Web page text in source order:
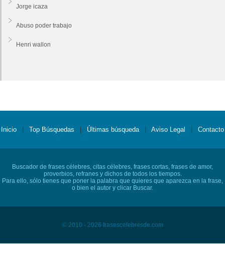
Jorge icaza
Abuso poder trabajo
Henri wallon
Inicio Top Búsquedas Últimas búsqueda Aviso Legal Contacto
Buscador de frases célebres, citas célebres, frases cortas, frases de amor,
proverbios, refranes y dichos de todos los tiempos.
Para ello, sólo tienes que poner la palabra que quieres que aparezca en la frase,
o bien el autor y clicar Buscar.
© 2010 - 2026 frasescelebresde.com